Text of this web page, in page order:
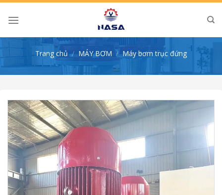
Skip
Trang chủ / MÁY BƠM / Máy bơm trục đứng